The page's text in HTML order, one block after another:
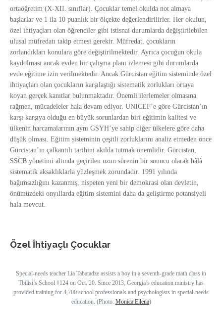
ortaöğretim (X-XII. sınıflar). Çocuklar temel okulda not almaya
başlarlar ve 1 ila 10 puanlık bir ölçekte değerlendirilirler. Her okulun,
özel ihtiyaçları olan öğrenciler gibi istisnai durumlarda değiştirilebilen
ulusal müfredatı takip etmesi gerekir. Müfredat, çocukların
zorlandıkları konulara göre değiştirilmektedir. Ayrıca çocuğun okula
kaydolması ancak evden bir çalışma planı izlemesi gibi durumlarda
evde eğitime izin verilmektedir. Ancak Gürcistan eğitim sisteminde özel
ihtiyaçları olan çocukların karşılaştığı sistematik zorlukları ortaya
koyan gerçek kanıtlar bulunmaktadır. Önemli ilerlemeler olmasına
rağmen, mücadeleler hala devam ediyor. UNICEF’e göre Gürcistan’ın
karşı karşıya olduğu en büyük sorunlardan biri eğitimin kalitesi ve
ülkenin harcamalarının aynı GSYH’ye sahip diğer ülkelere göre daha
düşük olması. Eğitim sisteminin çeşitli zorluklarını analiz etmeden önce
Gürcistan’ın çalkantılı tarihini akılda tutmak önemlidir. Gürcistan,
SSCB yönetimi altında geçirilen uzun sürenin bir sonucu olarak hâlâ
sistematik aksaklıklarla yüzleşmek zorundadır. 1991 yılında
bağımsızlığını kazanmış, nispeten yeni bir demokrasi olan devletin,
önümüzdeki onyıllarda eğitim sistemini daha da geliştirme potansiyeli
hala mevcut.
Özel İhtiyaçlı Çocuklar
Special-needs teacher Lia Tabatadze assists a boy in a seventh-grade math class in
Tbilisi’s School #124 on Oct. 20. Since 2013, Georgia’s education ministry has
provided training for 4,700 school professionals and psychologists in special-needs
education. (Photo: Monica Ellena)